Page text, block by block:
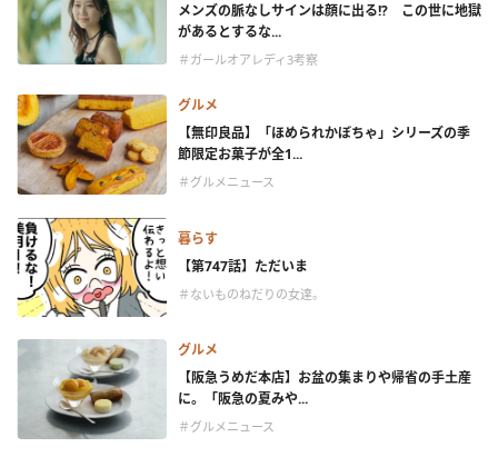
メンズの脈なしサインは顔に出る!? この世に地獄
があるとするな...
＃ガールオアレディ3考察
グルメ
【無印良品】「ほめられかぼちゃ」シリーズの季
節限定お菓子が全1...
＃グルメニュース
暮らす
【第747話】ただいま
＃ないものねだりの女達。
グルメ
【阪急うめだ本店】お盆の集まりや帰省の手土産
に。「阪急の夏みや...
＃グルメニュース